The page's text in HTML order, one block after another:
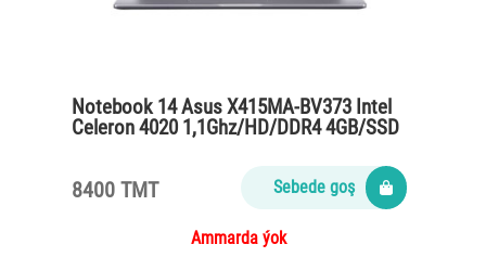
Notebook 14 Asus X415MA-BV373 Intel
Celeron 4020 1,1Ghz/HD/DDR4 4GB/SSD
8400 TMT Sebede goş
Ammarda ýok